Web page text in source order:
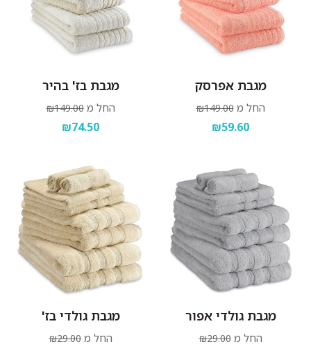
מגבת אפרסק
החל מ ₪149.00
₪59.60
מגבת בז' בהיר
החל מ ₪149.00
₪74.50
מגבת גולדי אפור
החל מ ₪29.00
מגבת גולדי בז'
החל מ ₪29.00